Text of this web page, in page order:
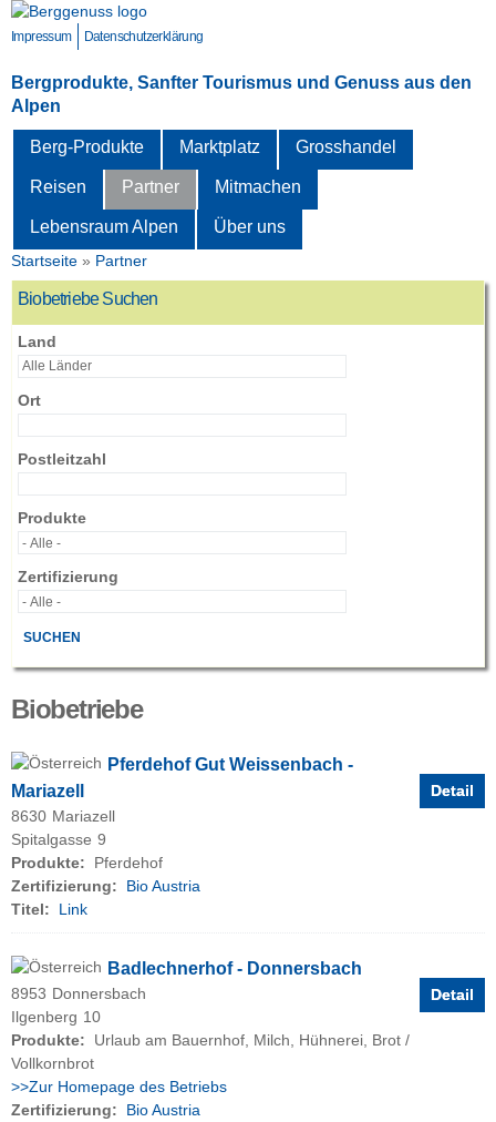
zum
Impressum Datenschutzerklärung
Bergprodukte, Sanfter Tourismus und Genuss aus den
Alpen
Berg-Produkte Marktplatz Grosshandel
Reisen Partner Mitmachen
Lebensraum Alpen Über uns
Sie sind hier
Startseite » Partner
Biobetriebe Suchen
Land
Ort
Postleitzahl
Produkte
Zertifizierung
Biobetriebe
Detail
Pferdehof Gut Weissenbach -
Mariazell
8630 Mariazell
Spitalgasse 9
Produkte:
Pferdehof
Zertifizierung:
Bio Austria
Titel:
Link
Detail
Badlechnerhof - Donnersbach
8953 Donnersbach
Ilgenberg 10
Produkte:
Urlaub am Bauernhof, Milch, Hühnerei, Brot /
Vollkornbrot
>>Zur Homepage des Betriebs
Zertifizierung:
Bio Austria